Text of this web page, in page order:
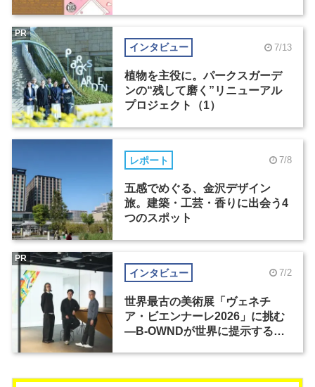
インタビュー 7/13
植物を主役に。パークスガーデ
ンの“残して磨く”リニューアル
プロジェクト（1）
PR
レポート 7/8
五感でめぐる、金沢デザイン
旅。建築・工芸・香りに出会う4
つのスポット
インタビュー 7/2
世界最古の美術展「ヴェネチ
ア・ビエンナーレ2026」に挑む
―B-OWNDが世界に提示する美
PR